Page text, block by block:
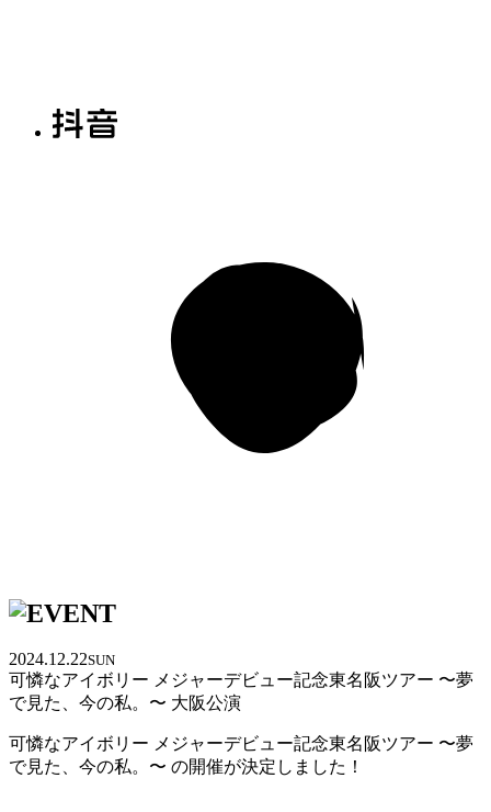
2024.12.22SUN
可憐なアイボリー メジャーデビュー記念東名阪ツアー 〜夢
で見た、今の私。〜 大阪公演
可憐なアイボリー メジャーデビュー記念東名阪ツアー 〜夢
で見た、今の私。〜 の開催が決定しました！